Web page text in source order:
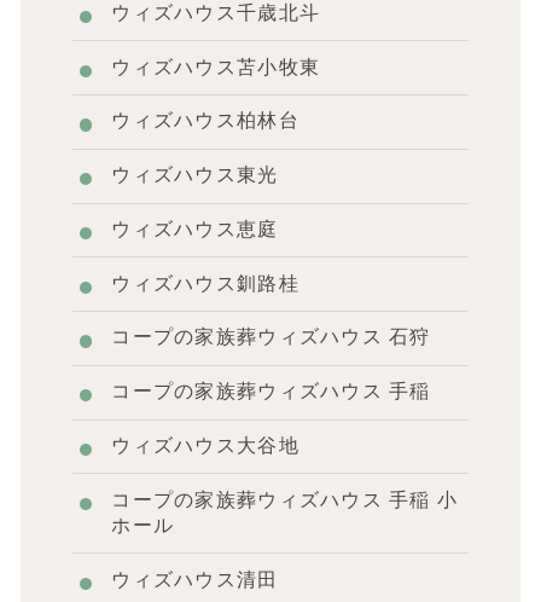
ウィズハウス千歳北斗
ウィズハウス苫小牧東
ウィズハウス柏林台
ウィズハウス東光
ウィズハウス恵庭
ウィズハウス釧路桂
コープの家族葬ウィズハウス 石狩
コープの家族葬ウィズハウス 手稲
ウィズハウス大谷地
コープの家族葬ウィズハウス 手稲 小
ホール
ウィズハウス清田